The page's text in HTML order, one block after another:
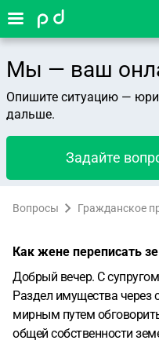
Мы — ваш
Опишите ситуацию —
дальше.
Задайте
Вопросы Гражданское
Как жене переписать
Добрый вечер. С
Раздел имущества через
мирным путем
общей собственности